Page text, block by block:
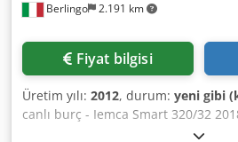
Berlingo 2.191 km
Fiyat bilgisi
Üretim yılı: 2012, durum: yeni gibi
canlı burç - Iemca Smart 320/32
donanımlı - talaş konveyörü -